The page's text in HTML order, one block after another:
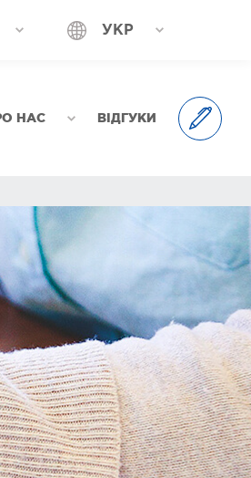
УКР
НАС ВІДГУКИ